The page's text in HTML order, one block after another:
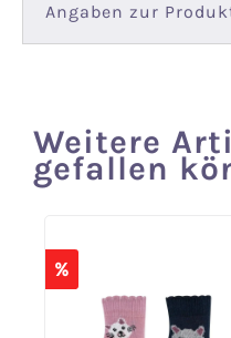
Angaben zur
Produktgalerie
Weitere
gefallen
%